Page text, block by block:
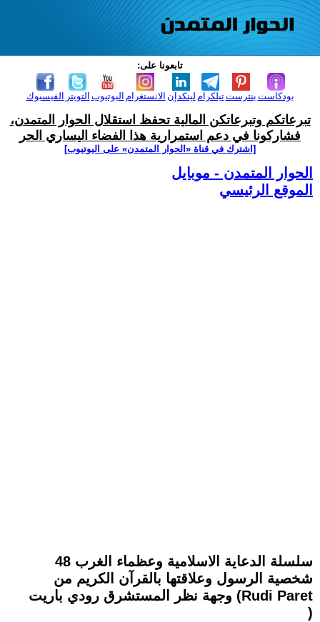
تابعونا على:
الفيسبوك التويتر اليوتيوب الانستغرام لينكدإن تيلكرامبنترست بودكاست
تبرعاتكم وتبرعاتكن المالية تحفظ استقلال الحوار المتمدن،
فشاركونا في دعم استمرارية هذا الفضاء اليساري الحر
[اشترك في قناة ‫«الحوار المتمدن» على اليوتيوب]
الحوار المتمدن - موبايل
الموقع الرئيسي
سلسلة الدعاية الاسلامية وعظماء الغرب 48
شخصية الرسول وعلاقتها بالقرآن الكريم من
وجهة نظر المستشرق رودي باريت (Rudi Paret
)